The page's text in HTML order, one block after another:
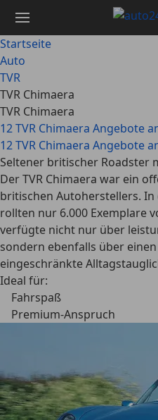
Hauptinhalt
springen
Startseite
Auto
TVR
TVR Chimaera
TVR Chimaera
12 TVR Chimaera Angebote
12 TVR Chimaera Angebote
Seltener britischer Roadster
Der TVR Chimaera war ein
britischen Autoherstellers. In
rollten nur 6.000 Exemplare
verfügte nicht nur über
sondern ebenfalls über
eingeschränkte
Ideal für:
Fahrspaß
Premium-Anspruch